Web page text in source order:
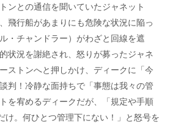
ンとの通信を聞いていたジャネット
飛行船があまりにも危険な状況に陥っ
・チャンドラー）がわざと回線を遮
状況を謝絶され、怒りが募ったジャネ
ストンへと押しかけ、ディークに「今
判！冷静な面持ちで「事態は我々の管
を宥めるディークだが、「規定や手順
け。何ひとつ管理下にない！」と怒号を